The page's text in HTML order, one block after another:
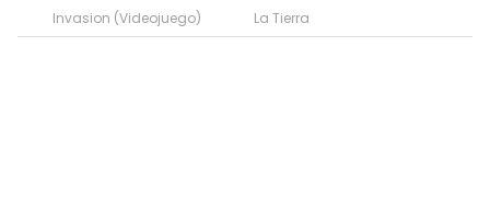
Invasion (Videojuego) La Tierra